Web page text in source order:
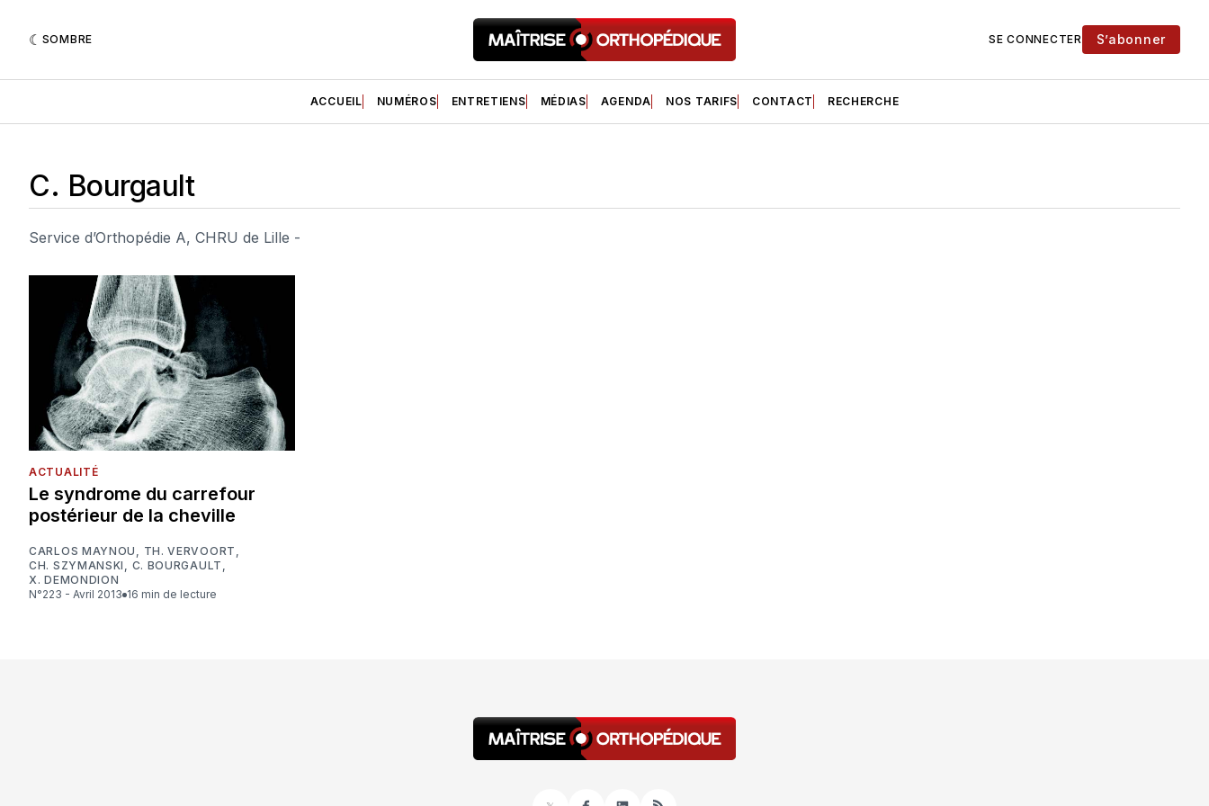
SOMBRE SE CONNECTER S’abonner
ACCUEIL NUMÉROS ENTRETIENS MÉDIAS AGENDA NOS TARIFS CONTACT RECHERCHE
C. Bourgault
Service d’Orthopédie A, CHRU de Lille -
ACTUALITÉ
Le syndrome du carrefour
postérieur de la cheville
CARLOS MAYNOU , TH. VERVOORT ,
CH. SZYMANSKI , C. BOURGAULT ,
X. DEMONDION
N°223 - Avril 2013
16 min de lecture